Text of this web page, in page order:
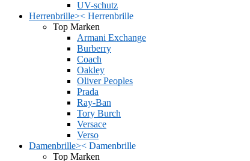
UV-schutz
Herrenbrille>< Herrenbrille
Top Marken
Armani Exchange
Burberry
Coach
Oakley
Oliver Peoples
Prada
Ray-Ban
Tory Burch
Versace
Verso
Damenbrille>< Damenbrille
Top Marken